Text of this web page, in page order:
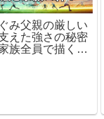
み父親の厳しい
えた強さの秘密
族全員で描く栄